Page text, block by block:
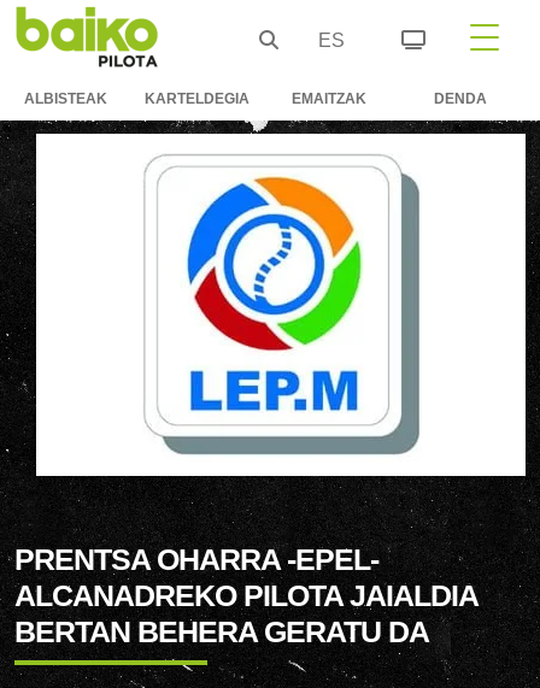
ES
ALBISTEAK KARTELDEGIA EMAITZAK DENDA
PRENTSA OHARRA -EPEL-
ALCANADREKO PILOTA JAIALDIA
BERTAN BEHERA GERATU DA